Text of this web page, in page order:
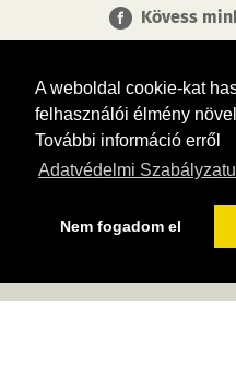
A weboldal cookie-kat
felhasználói élmény
További információ erről
Adatvédelmi
Nem fogadom el
Kövess
Tudj meg többet
menü, cégek…. és minden,
MÉDIAAJÁNLÓ ADATVÉDELEM